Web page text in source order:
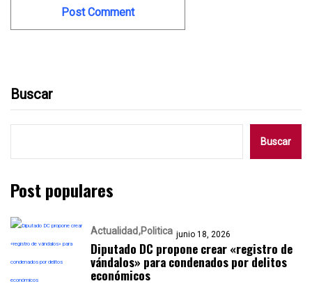
Buscar
Buscar
Post populares
Actualidad Politica junio 18, 2026
Diputado DC propone crear «registro de
vándalos» para condenados por delitos
económicos